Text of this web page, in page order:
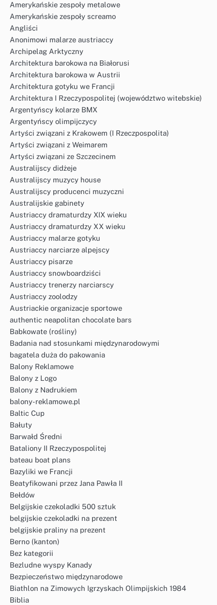
Amerykańskie zespoły metalowe
Amerykańskie zespoły screamo
Angliści
Anonimowi malarze austriaccy
Archipelag Arktyczny
Architektura barokowa na Białorusi
Architektura barokowa w Austrii
Architektura gotyku we Francji
Architektura I Rzeczypospolitej (województwo witebskie)
Argentyńscy kolarze BMX
Argentyńscy olimpijczycy
Artyści związani z Krakowem (I Rzeczpospolita)
Artyści związani z Weimarem
Artyści związani ze Szczecinem
Australijscy didżeje
Australijscy muzycy house
Australijscy producenci muzyczni
Australijskie gabinety
Austriaccy dramaturdzy XIX wieku
Austriaccy dramaturdzy XX wieku
Austriaccy malarze gotyku
Austriaccy narciarze alpejscy
Austriaccy pisarze
Austriaccy snowboardziści
Austriaccy trenerzy narciarscy
Austriaccy zoolodzy
Austriackie organizacje sportowe
authentic neapolitan chocolate bars
Babkowate (rośliny)
Badania nad stosunkami międzynarodowymi
bagatela duża do pakowania
Balony Reklamowe
Balony z Logo
Balony z Nadrukiem
balony-reklamowe.pl
Baltic Cup
Bałuty
Barwałd Średni
Bataliony II Rzeczypospolitej
bateau boat plans
Bazyliki we Francji
Beatyfikowani przez Jana Pawła II
Bełdów
Belgijskie czekoladki 500 sztuk
belgijskie czekoladki na prezent
belgijskie praliny na prezent
Berno (kanton)
Bez kategorii
Bezludne wyspy Kanady
Bezpieczeństwo międzynarodowe
Biathlon na Zimowych Igrzyskach Olimpijskich 1984
Biblia